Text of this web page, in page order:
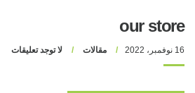
our store
16 نوفمبر، 2022 مقالات لا توجد تعليقات